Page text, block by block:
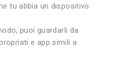
tu abbia un dispositivo
puoi guardarli da
e app simili a